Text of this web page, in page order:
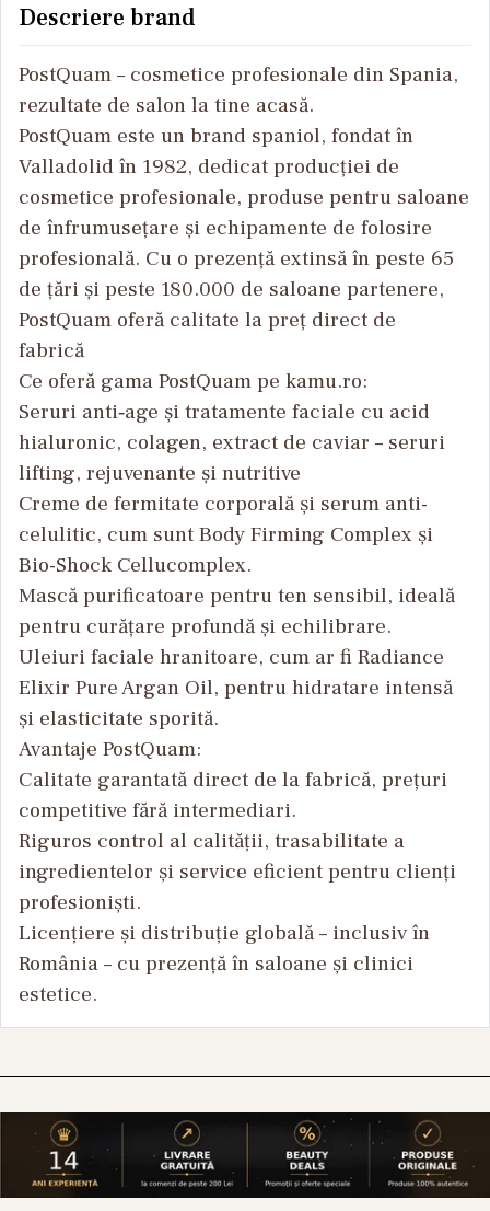
Descriere brand
PostQuam – cosmetice profesionale din Spania,
rezultate de salon la tine acasă.
PostQuam este un brand spaniol, fondat în
Valladolid în 1982, dedicat producției de
cosmetice profesionale, produse pentru saloane
de înfrumusețare și echipamente de folosire
profesională. Cu o prezență extinsă în peste 65
de țări și peste 180.000 de saloane partenere,
PostQuam oferă calitate la preț direct de
fabrică
Ce oferă gama PostQuam pe kamu.ro:
Seruri anti‑age și tratamente faciale cu acid
hialuronic, colagen, extract de caviar – seruri
lifting, rejuvenante și nutritive
Creme de fermitate corporală și serum anti-
celulitic, cum sunt Body Firming Complex și
Bio-Shock Cellucomplex.
Mască purificatoare pentru ten sensibil, ideală
pentru curățare profundă și echilibrare.
Uleiuri faciale hranitoare, cum ar fi Radiance
Elixir Pure Argan Oil, pentru hidratare intensă
și elasticitate sporită.
Avantaje PostQuam:
Calitate garantată direct de la fabrică, prețuri
competitive fără intermediari.
Riguros control al calității, trasabilitate a
ingredientelor și service eficient pentru clienți
profesioniști.
Licențiere și distribuție globală – inclusiv în
România – cu prezență în saloane și clinici
estetice.